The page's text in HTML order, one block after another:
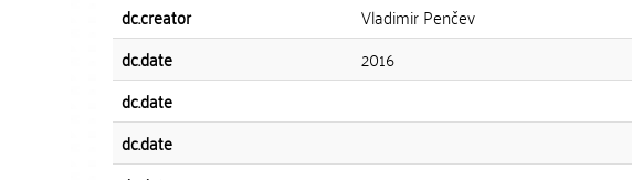
dc.creator
Vladimir Penčev
dc.date
2016
dc.date
dc.date